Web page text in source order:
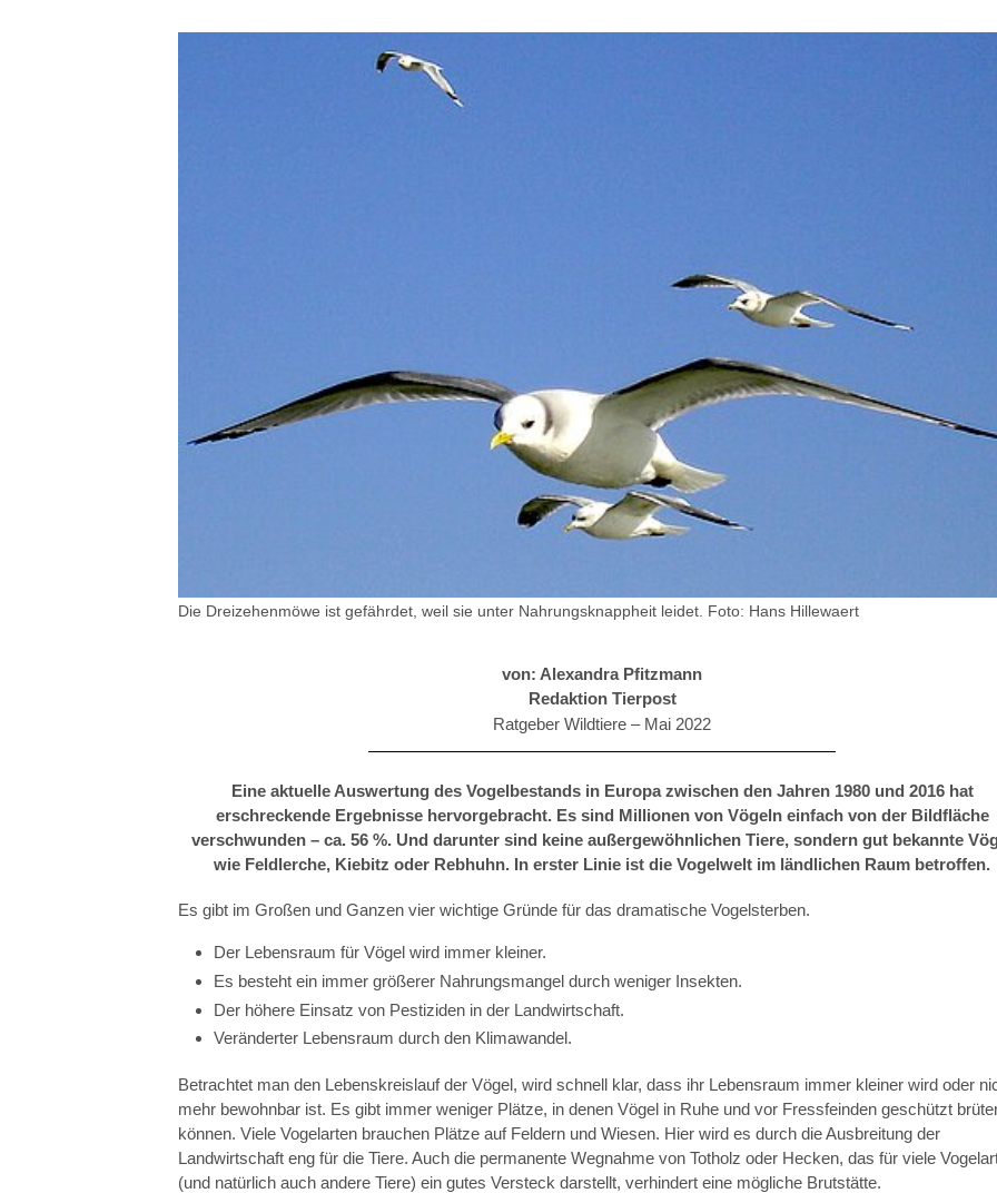
BEI KRAMPFANFÄLLEN
HITZSCHLAG
EINBLICKE IN UNSERE ARBEIT
GÄSTEBUCH
DATENSCHUTZ
VEREINSJOURNALE
Die Dreizehenmöwe ist gefährdet, weil sie unter Nahrungsknappheit leidet. Foto: Hans Hillewaert
von: Alexandra Pfitzmann
Redaktion Tierpost
Ratgeber Wildtiere – Mai 2022
Eine aktuelle Auswertung des Vogelbestands in Europa zwischen den Jahren 1980 und 2016 hat
erschreckende Ergebnisse hervorgebracht. Es sind Millionen von Vögeln einfach von der Bildfläche
verschwunden – ca. 56 %. Und darunter sind keine außergewöhnlichen Tiere, sondern gut bekannte
wie Feldlerche, Kiebitz oder Rebhuhn. In erster Linie ist die Vogelwelt im ländlichen Raum betroffen.
Es gibt im Großen und Ganzen vier wichtige Gründe für das dramatische Vogelsterben.
Der Lebensraum für Vögel wird immer kleiner.
Es besteht ein immer größerer Nahrungsmangel durch weniger Insekten.
Der höhere Einsatz von Pestiziden in der Landwirtschaft.
Veränderter Lebensraum durch den Klimawandel.
Betrachtet man den Lebenskreislauf der Vögel, wird schnell klar, dass ihr Lebensraum immer kleiner wird oder
mehr bewohnbar ist. Es gibt immer weniger Plätze, in denen Vögel in Ruhe und vor Fressfeinden geschützt
können. Viele Vogelarten brauchen Plätze auf Feldern und Wiesen. Hier wird es durch die Ausbreitung der
Landwirtschaft eng für die Tiere. Auch die permanente Wegnahme von Totholz oder Hecken, das für viele
(und natürlich auch andere Tiere) ein gutes Versteck darstellt, verhindert eine mögliche Brutstätte.